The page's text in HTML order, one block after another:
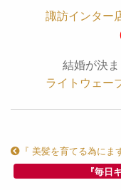
諏訪インター
結婚が決
ライトウェー
『 美髪を育てる為にま
『毎日